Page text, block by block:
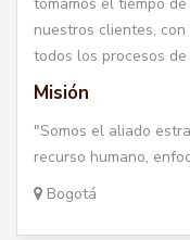
nuestros clientes,
todos los procesos
Misión
"Somos el aliado
recurso humano,
Bogotá